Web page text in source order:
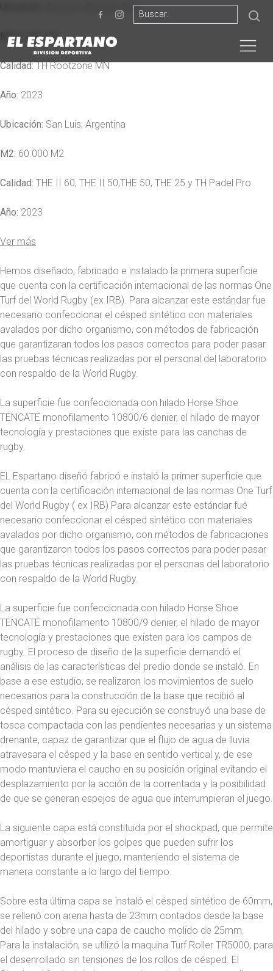
Burzaco, Buenos Aires
M2:8.780 M2
Calidad:TH Rootzone MN
Año: 2023
Ubicación: San Luis, Argentina
M2: 60.000 M2
Calidad: THE II 60, THE II 50,THE 50, THE 25 y TH Padel Pro
Año: 2023
Ver más
Hemos diseñado, fabricado e instalado la primera superficie
que cuenta con la certificación internacional de las normas One
Turf del World Rugby (ex IRB). Para alcanzar este estándar fue
necesario confeccionar el césped sintético con materiales
avalados por dicho organismo, con métodos de fabricación
que garantizaran todos los pasos correctos para poder pasar
las pruebas técnicas realizadas por el personal del laboratorio
con respaldo de la World Rugby.
La superficie fue confeccionada con hilado Horse Shoe
TENCATE monofilamento 10800/6 denier, el hilado de mayor
tecnología y prestaciones que existe para las canchas de
rugby.
EL Espartano diseñó fabricó e instaló la primer superficie que
cuenta con la certificación internacional de las normas One Turf
del World Rugby ( ex IRB) Para alcanzar este estándar fué
necesario confeccionar el césped sintético con materiales
avalados por dicho organismo, con métodos de fabricaciones
que garantizaron todos los pasos correctos para poder pasar
las pruebas técnicas realizadas por el personas del laboratorio
con respaldo de la World Rugby.
La superficie fue confeccionada con hilado Horse Shoe
TENCATE monofilamento 10800/9 denier, el hilado de mayor
tecnología y prestaciones que existen para los campos de
rugby. El proceso de diseño de la superficie demandó el
análisis de las características del predio donde se instaló. En
base a ese estudio, se realizaron los movimientos de suelo
necesarios para la construcción de la base que recibió al
césped sintético. Para su ejecución se construyó una base de
tosca compactada con las pendientes necesarias y un sistema
drenante, capaz de garantizar que el flujo de agua de lluvia
atravesara el césped y la base en sentido vertical y, de ese
modo mantuviera el caucho en su posición original evitando el
desplazamiento por la acción de la correntada y la posibilidad
de que se generan espejos de agua que interrumpieran el juego.
La siguiente capa está constituida por el shockpad, que permite
amortiguar y absorber los golpes que pueden sufrir los
deportistas durante el juego, manteniendo el sistema de
manera constante a lo largo del tiempo.
Sobre esta última capa se instaló el césped sintético de 60mm,
se rellenó con arena hasta de 23mm contados desde la base
del hilado y sobre una capa de caucho molido de 25mm.
Para la instalación, se utilizó la maquina Turf Roller TR5000, para
el desenrollado sin tensiones de los rollos de césped. El